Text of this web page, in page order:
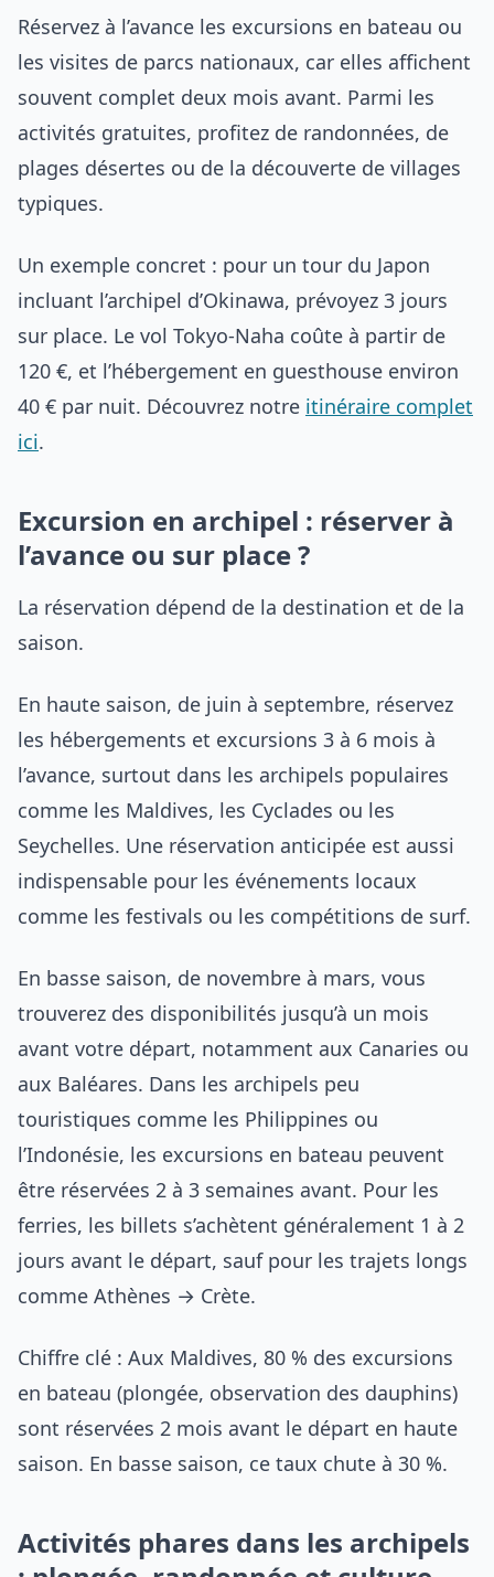
Réservez à l’avance les excursions en bateau ou
les visites de parcs nationaux, car elles affichent
souvent complet deux mois avant. Parmi les
activités gratuites, profitez de randonnées, de
plages désertes ou de la découverte de villages
typiques.
Un exemple concret : pour un tour du Japon
incluant l’archipel d’Okinawa, prévoyez 3 jours
sur place. Le vol Tokyo-Naha coûte à partir de
120 €, et l’hébergement en guesthouse environ
40 € par nuit. Découvrez notre itinéraire complet
ici.
Excursion en archipel : réserver à
l’avance ou sur place ?
La réservation dépend de la destination et de la
saison.
En haute saison, de juin à septembre, réservez
les hébergements et excursions 3 à 6 mois à
l’avance, surtout dans les archipels populaires
comme les Maldives, les Cyclades ou les
Seychelles. Une réservation anticipée est aussi
indispensable pour les événements locaux
comme les festivals ou les compétitions de surf.
En basse saison, de novembre à mars, vous
trouverez des disponibilités jusqu’à un mois
avant votre départ, notamment aux Canaries ou
aux Baléares. Dans les archipels peu
touristiques comme les Philippines ou
l’Indonésie, les excursions en bateau peuvent
être réservées 2 à 3 semaines avant. Pour les
ferries, les billets s’achètent généralement 1 à 2
jours avant le départ, sauf pour les trajets longs
comme Athènes → Crète.
Chiffre clé : Aux Maldives, 80 % des excursions
en bateau (plongée, observation des dauphins)
sont réservées 2 mois avant le départ en haute
saison. En basse saison, ce taux chute à 30 %.
Activités phares dans les archipels